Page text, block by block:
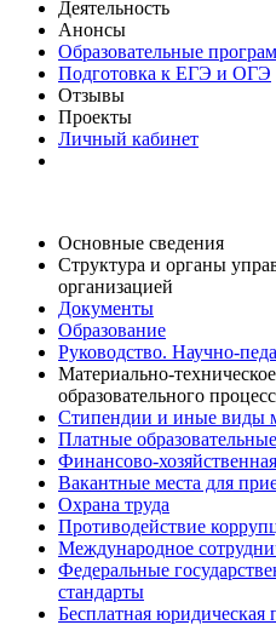
Деятельность
Анонсы
Образовательные
Подготовка к ЕГЭ и ОГЭ
Отзывы
Проекты
Личный кабинет
Основные сведения
Структура и органы
организацией
Документы
Образование
Руководство. Научно-
Материально-
образовательного
Стипендии и иные виды
Платные
Финансово-
Вакантные места для
Охрана труда
Противодействие
Международное
Федеральные
стандарты
Бесплатная юридическая